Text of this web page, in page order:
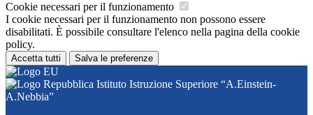
Cookie necessari per il funzionamento
I cookie necessari per il funzionamento non possono essere
disabilitati. È possibile consultare l'elenco nella pagina della cookie
policy.
Accetta tutti Salva le preferenze
Istituto Istruzione Superiore “A.Einstein-
A.Nebbia”